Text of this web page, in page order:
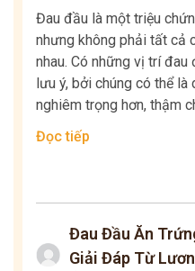
Đau đầu là một triệu
nhưng không phải tất cả
nhau. Có những vị trí
lưu ý, bởi chúng có thể là
nghiêm trọng hơn, thậm
Đọc tiếp
Đau Đầu Ăn
Giải Đáp Từ